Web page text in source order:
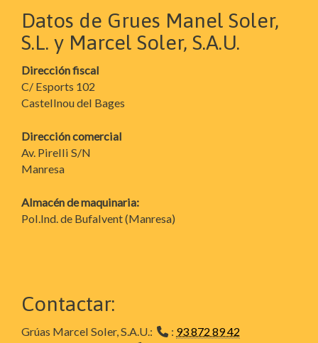
Datos de Grues Manel Soler,
S.L. y Marcel Soler, S.A.U.
Dirección fiscal
C/ Esports 102
Castellnou del Bages
Dirección comercial
Av. Pirelli S/N
Manresa
Almacén de maquinaria:
Pol.Ind. de Bufalvent (Manresa)
Contactar:
Grúas Marcel Soler, S.A.U.: : 93 872 89 42